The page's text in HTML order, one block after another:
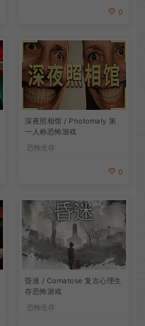
0
深夜照相馆 / Photomaly 第
一人称恐怖游戏
恐怖生存
0
昏迷 / Comatose 复古心理生
存恐怖游戏
恐怖生存